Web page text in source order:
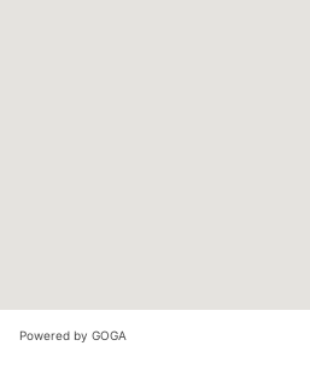
Powered by GOGA